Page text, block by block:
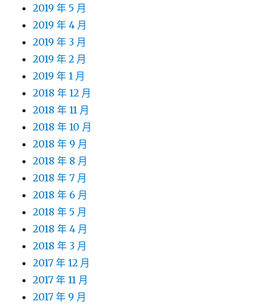
2019 年 5 月
2019 年 4 月
2019 年 3 月
2019 年 2 月
2019 年 1 月
2018 年 12 月
2018 年 11 月
2018 年 10 月
2018 年 9 月
2018 年 8 月
2018 年 7 月
2018 年 6 月
2018 年 5 月
2018 年 4 月
2018 年 3 月
2017 年 12 月
2017 年 11 月
2017 年 9 月